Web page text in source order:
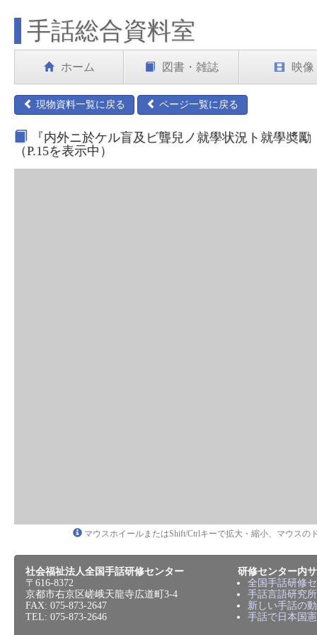
手話総合資料室
ホーム 図書・雑誌 映像
現物資料一覧に戻る ページ一覧に戻る
『内外ニ於ケル盲及ビ聾兒ノ就學状況ト就學
（P.15を表示中）
マウスホイールまたはShift/Ctrlキーで拡大・縮小、マウスの
社会福祉法人全国手話研修センター
〒616-8372
京都市右京区嵯峨天龍寺広道町3-4
FAX: 075-873-2647
TEL: 075-873-2646
研修センター内
全国手話研修
手話言語研究所
新しい手話の
手話で日本国